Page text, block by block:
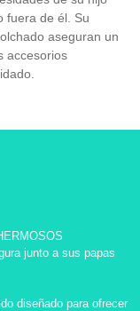
fuera de él. Su
aseguran un
accesorios
junto a sus papas
diseñado para ofrecer